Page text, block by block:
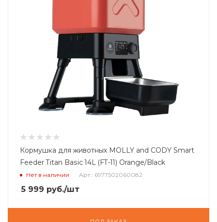
Кормушка для животных MOLLY and CODY Smart
Feeder Titan Basic 14L (FT-11) Orange/Black
Нет в наличии Арт.: 6977502060082
5 999 руб./шт